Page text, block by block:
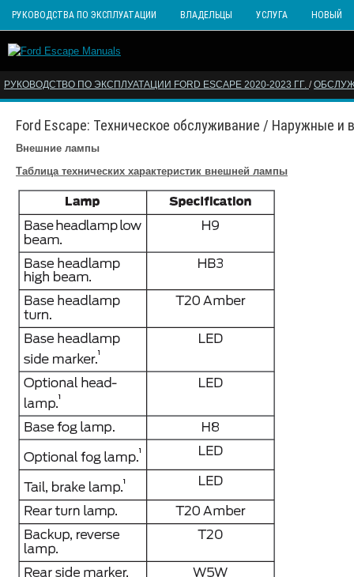
РУКОВОДСТВА ПО ЭКСПЛУАТАЦИИ ВЛАДЕЛЬЦЫ УСЛУГА НОВЫЙ
РУКОВОДСТВО ПО ЭКСПЛУАТАЦИИ FORD ESCAPE 2020-2023 ГГ. /
Ford Escape: Техническое обслуживание / Наружные и
Внешние лампы
Таблица технических характеристик внешней лампы